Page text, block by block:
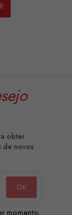
obter
de novos
momento.